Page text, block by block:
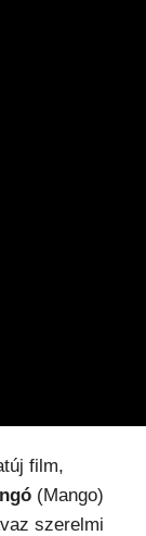
film,
(Mango)
szerelmi